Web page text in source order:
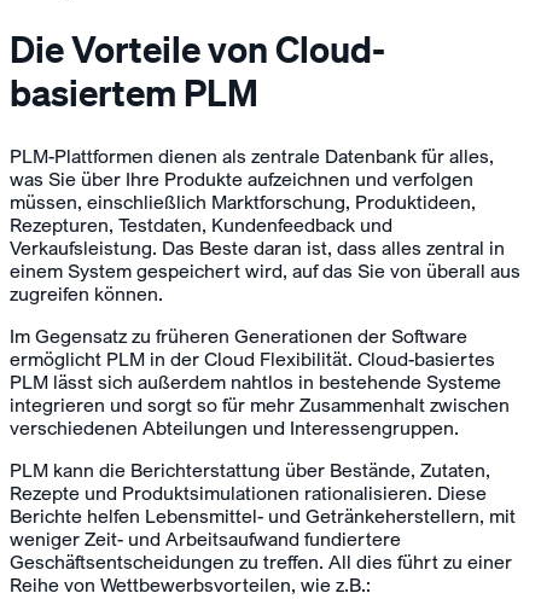
Die Vorteile von Cloud-
basiertem PLM
PLM-Plattformen dienen als zentrale Datenbank für alles,
was Sie über Ihre Produkte aufzeichnen und verfolgen
müssen, einschließlich Marktforschung, Produktideen,
Rezepturen, Testdaten, Kundenfeedback und
Verkaufsleistung. Das Beste daran ist, dass alles zentral in
einem System gespeichert wird, auf das Sie von überall aus
zugreifen können.
Im Gegensatz zu früheren Generationen der Software
ermöglicht PLM in der Cloud Flexibilität. Cloud-basiertes
PLM lässt sich außerdem nahtlos in bestehende Systeme
integrieren und sorgt so für mehr Zusammenhalt zwischen
verschiedenen Abteilungen und Interessengruppen.
PLM kann die Berichterstattung über Bestände, Zutaten,
Rezepte und Produktsimulationen rationalisieren. Diese
Berichte helfen Lebensmittel- und Getränkeherstellern, mit
weniger Zeit- und Arbeitsaufwand fundiertere
Geschäftsentscheidungen zu treffen. All dies führt zu einer
Reihe von Wettbewerbsvorteilen, wie z.B.: